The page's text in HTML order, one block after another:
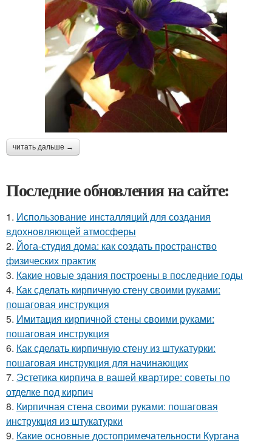
читать дальше →
Последние обновления на сайте:
1. Использование инсталляций для создания
вдохновляющей атмосферы
2. Йога-студия дома: как создать пространство
физических практик
3. Какие новые здания построены в последние годы
4. Как сделать кирпичную стену своими руками:
пошаговая инструкция
5. Имитация кирпичной стены своими руками:
пошаговая инструкция
6. Как сделать кирпичную стену из штукатурки:
пошаговая инструкция для начинающих
7. Эстетика кирпича в вашей квартире: советы по
отделке под кирпич
8. Кирпичная стена своими руками: пошаговая
инструкция из штукатурки
9. Какие основные достопримечательности Кургана